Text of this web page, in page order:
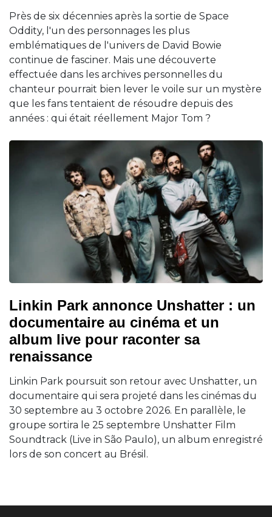
Près de six décennies après la sortie de Space
Oddity, l'un des personnages les plus
emblématiques de l'univers de David Bowie
continue de fasciner. Mais une découverte
effectuée dans les archives personnelles du
chanteur pourrait bien lever le voile sur un mystère
que les fans tentaient de résoudre depuis des
années : qui était réellement Major Tom ?
Linkin Park annonce Unshatter : un
documentaire au cinéma et un
album live pour raconter sa
renaissance
Linkin Park poursuit son retour avec Unshatter, un
documentaire qui sera projeté dans les cinémas du
30 septembre au 3 octobre 2026. En parallèle, le
groupe sortira le 25 septembre Unshatter Film
Soundtrack (Live in São Paulo), un album enregistré
lors de son concert au Brésil.